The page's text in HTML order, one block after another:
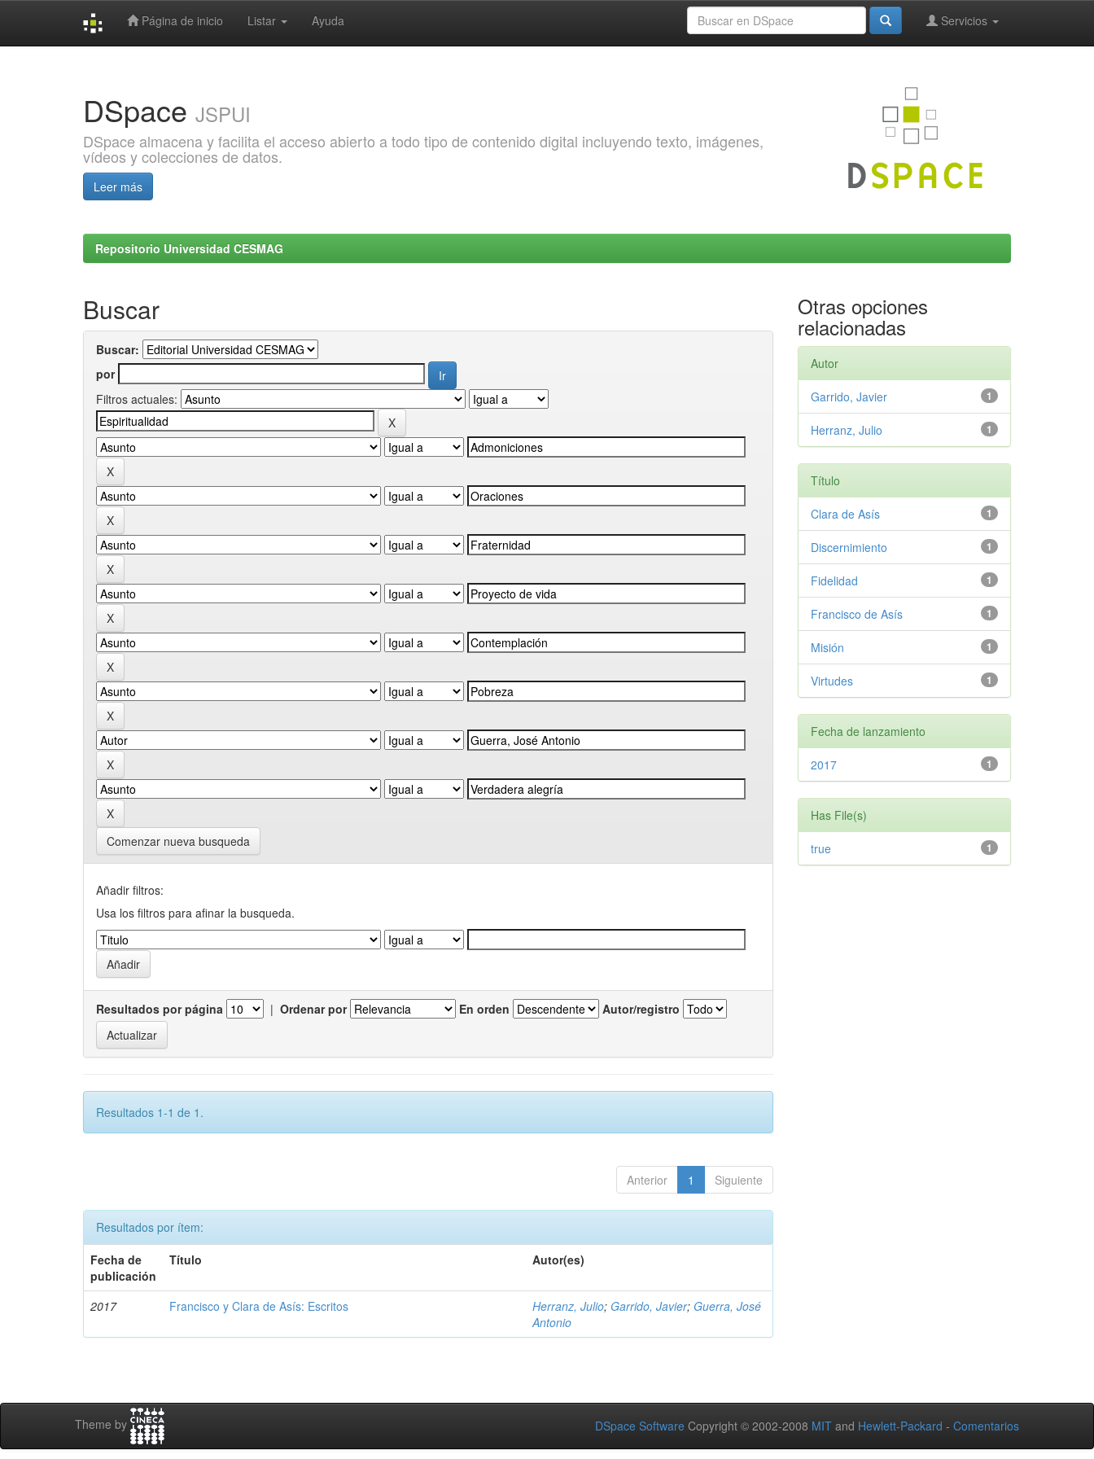
Página de inicio Listar Ayuda Servicios
DSpace JSPUI
DSpace almacena y facilita el acceso abierto a todo tipo de contenido digital incluyendo texto, imágenes,
vídeos y colecciones de datos.
Leer más
Repositorio Universidad CESMAG
Buscar
Buscar:
por
Filtros actuales:
Comenzar nueva busqueda
Añadir filtros:
Usa los filtros para afinar la busqueda.
Resultados por página | Ordenar por En orden Autor/registro
Resultados 1-1 de 1.
Anterior 1 Siguiente
Resultados por ítem:
Fecha de
publicación
Título Autor(es)
2017 Francisco y Clara de Asís: Escritos Herranz, Julio; Garrido, Javier; Guerra, José
Antonio
Otras opciones
relacionadas
Autor
1
Garrido, Javier
1
Herranz, Julio
Título
1
Clara de Asís
1
Discernimiento
1
Fidelidad
1
Francisco de Asís
1
Misión
1
Virtudes
Fecha de lanzamiento
1
2017
Has File(s)
1
true
Theme by DSpace Software Copyright © 2002-2008 MIT and Hewlett-Packard - Comentarios